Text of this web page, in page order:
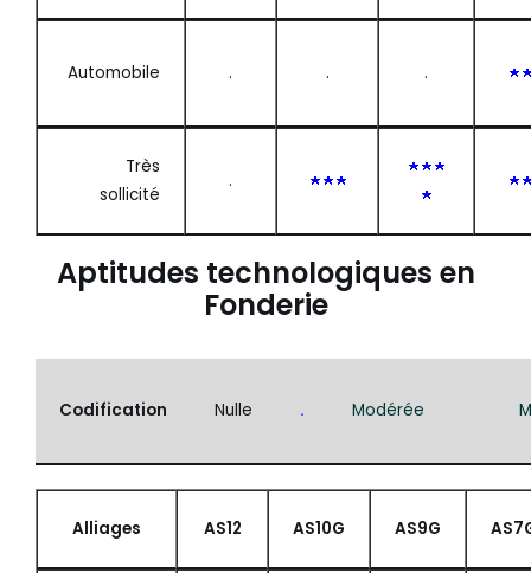
Automobile . . .
Très
sollicité
.
Aptitudes technologiques en
Fonderie
Codification Nulle . Modérée
Alliages AS12 AS10G AS9G